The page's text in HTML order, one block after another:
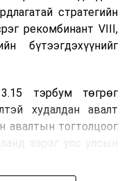
стратегийн
рекомбинант VIII,
бүтээгдэхүүнийг
тэрбум төгрөг
худалдан авалт
авалтын тогтолцоог
зэрэг улс улсын